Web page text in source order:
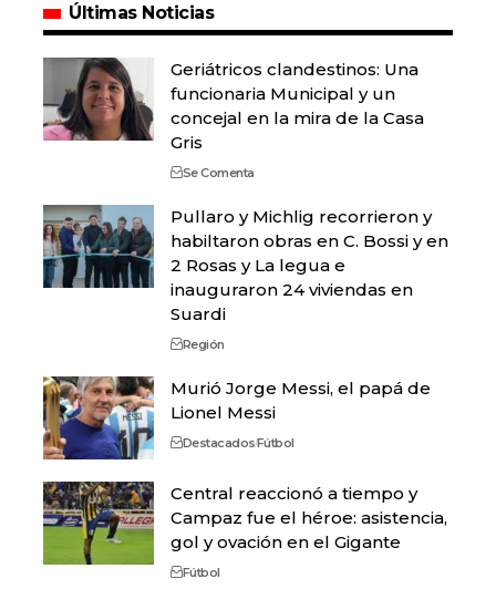
Últimas Noticias
Geriátricos clandestinos: Una
funcionaria Municipal y un
concejal en la mira de la Casa
Gris
Se Comenta
Pullaro y Michlig recorrieron y
habiltaron obras en C. Bossi y en
2 Rosas y La legua e
inauguraron 24 viviendas en
Suardi
Región
Murió Jorge Messi, el papá de
Lionel Messi
DestacadosFútbol
Central reaccionó a tiempo y
Campaz fue el héroe: asistencia,
gol y ovación en el Gigante
Fútbol